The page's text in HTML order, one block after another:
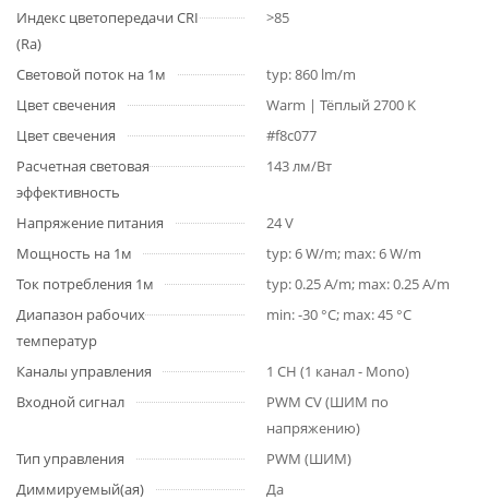
Индекс цветопередачи CRI
(Ra)
>85
Световой поток на 1м
typ: 860 lm/m
Цвет свечения
Warm | Тёплый 2700 K
Цвет свечения
#f8c077
Расчетная световая
эффективность
143 лм/Вт
Напряжение питания
24 V
Мощность на 1м
typ: 6 W/m; max: 6 W/m
Ток потребления 1м
typ: 0.25 A/m; max: 0.25 A/m
Диапазон рабочих
температур
min: -30 °C; max: 45 °C
Каналы управления
1 CH (1 канал - Mono)
Входной сигнал
PWM СV (ШИМ по
напряжению)
Тип управления
PWM (ШИМ)
Диммируемый(ая)
Да